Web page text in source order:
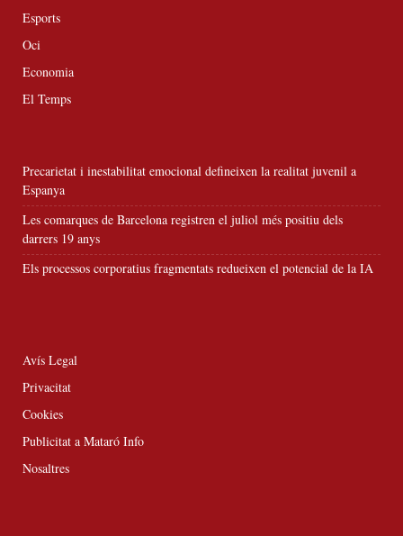
Esports
Oci
Economia
El Temps
Precarietat i inestabilitat emocional defineixen la realitat juvenil a
Espanya
Les comarques de Barcelona registren el juliol més positiu dels
darrers 19 anys
Els processos corporatius fragmentats redueixen el potencial de la IA
Avís Legal
Privacitat
Cookies
Publicitat a Mataró Info
Nosaltres